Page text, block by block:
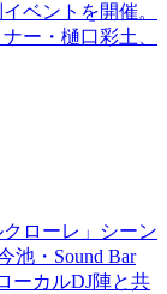
ベントを開催。
ー・樋口彩土、
ローレ」シーン
池・Sound Bar
ーカルDJ陣と共